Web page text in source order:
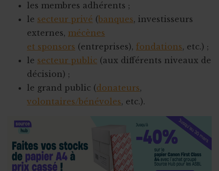
les membres adhérents ;
le secteur privé (banques, investisseurs
externes, mécènes
et sponsors (entreprises), fondations, etc.) ;
le secteur public (aux différents niveaux de
décision) ;
le grand public (donateurs,
volontaires/bénévoles, etc.).